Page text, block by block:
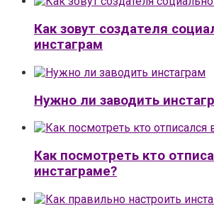
Как зовут создателя
инстаграм
Нужно ли заводить
Как посмотреть кто
инстаграме?